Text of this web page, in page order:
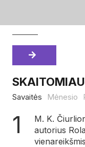
Savaitės Mėnesio
M. K.
autorius